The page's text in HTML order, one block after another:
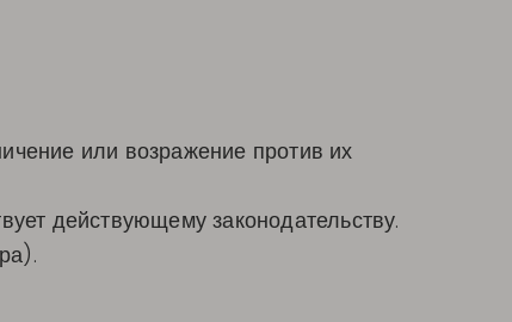
или возражение против их
действующему законодательству.